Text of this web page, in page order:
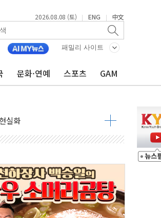
2026.08.08 (토) | ENG | 中文
패밀리 사이트
문화·연예 스포츠 GAM
vs 42.08%
정청래 42.08%
래 39.89% 송영길 7.47%
강한 비 이어져
여 사망
널티' 22개 과제 손본다
명 실종
민 연대로 목소리 내야"
진 채 발견